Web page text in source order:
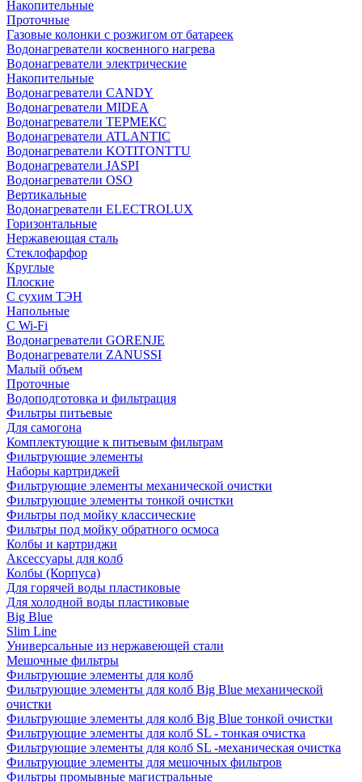
Накопительные
Проточные
Газовые колонки с розжигом от батареек
Водонагреватели косвенного нагрева
Водонагреватели электрические
Накопительные
Водонагреватели CANDY
Водонагреватели MIDEA
Водонагреватели ТЕРМЕКС
Водонагреватели ATLANTIC
Водонагреватели KOTITONTTU
Водонагреватели JASPI
Водонагреватели OSO
Вертикальные
Водонагреватели ELECTROLUX
Горизонтальные
Нержавеющая сталь
Стеклофарфор
Круглые
Плоские
С сухим ТЭН
Напольные
С Wi-Fi
Водонагреватели GORENJE
Водонагреватели ZANUSSI
Малый объем
Проточные
Водоподготовка и фильтрация
Фильтры питьевые
Для самогона
Комплектующие к питьевым фильтрам
Фильтрующие элементы
Наборы картриджей
Фильтрующие элементы механической очистки
Фильтрующие элементы тонкой очистки
Фильтры под мойку классические
Фильтры под мойку обратного осмоса
Колбы и картриджи
Аксессуары для колб
Колбы (Корпуса)
Для горячей воды пластиковые
Для холодной воды пластиковые
Big Blue
Slim Line
Универсальные из нержавеющей стали
Мешочные фильтры
Фильтрующие элементы для колб
Фильтрующие элементы для колб Big Blue механической
очистки
Фильтрующие элементы для колб Big Blue тонкой очистки
Фильтрующие элементы для колб SL - тонкая очистка
Фильтрующие элементы для колб SL -механическая очистка
Фильтрующие элементы для мешочных фильтров
Фильтры промывные магистральные